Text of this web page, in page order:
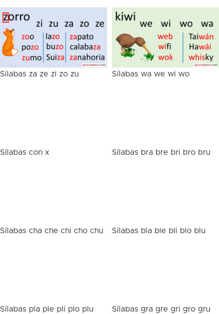
Sílabas za ze zi zo zu Sílabas wa we wi wo
Sílabas con x Sílabas bra bre bri bro bru
Sílabas cha che chi cho chu Sílabas bla ble bli blo blu
Sílabas pla ple pli plo plu Sílabas gra gre gri gro gru